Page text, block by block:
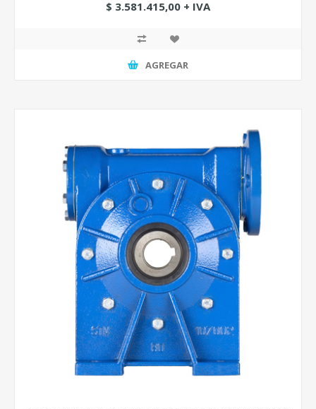
$ 3.581.415,00 + IVA
AGREGAR